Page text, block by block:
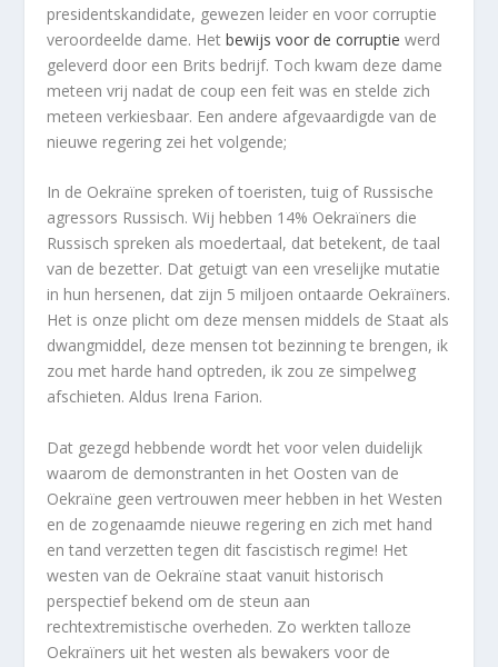
presidentskandidate, gewezen leider en voor corruptie
veroordeelde dame. Hetbewijs voor de corruptie werd
geleverd door een Brits bedrijf. Toch kwam deze dame
meteen vrij nadat de coup een feit was en stelde zich
meteen verkiesbaar. Een andere afgevaardigde van de
nieuwe regering zei het volgende;
In de Oekraïne spreken of toeristen, tuig of Russische
agressors Russisch. Wij hebben 14% Oekraïners die
Russisch spreken als moedertaal, dat betekent, de taal
van de bezetter. Dat getuigt van een vreselijke mutatie
in hun hersenen, dat zijn 5 miljoen ontaarde Oekraïners.
Het is onze plicht om deze mensen middels de Staat als
dwangmiddel, deze mensen tot bezinning te brengen, ik
zou met harde hand optreden, ik zou ze simpelweg
afschieten. Aldus Irena Farion.
Dat gezegd hebbende wordt het voor velen duidelijk
waarom de demonstranten in het Oosten van de
Oekraïne geen vertrouwen meer hebben in het Westen
en de zogenaamde nieuwe regering en zich met hand
en tand verzetten tegen dit fascistisch regime! Het
westen van de Oekraïne staat vanuit historisch
perspectief bekend om de steun aan
rechtextremistische overheden. Zo werkten talloze
Oekraïners uit het westen als bewakers voor de